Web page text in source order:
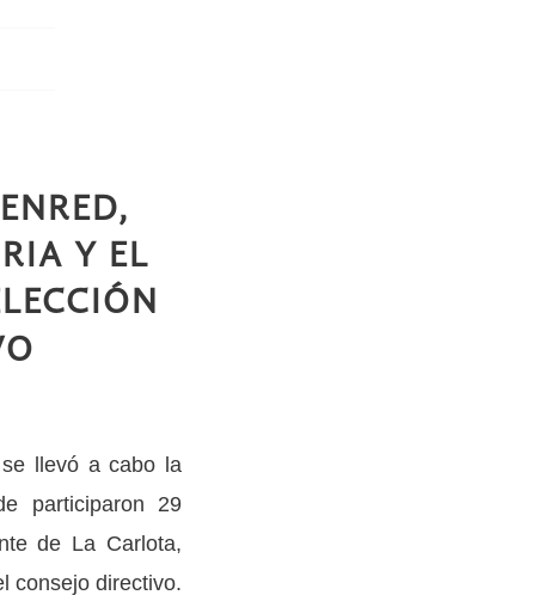
Y EL
llevó a cabo la
participaron 29
de La Carlota,
consejo directivo.